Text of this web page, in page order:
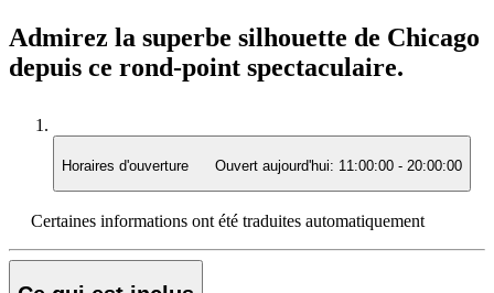
Admirez la superbe silhouette de Chicago
depuis ce rond-point spectaculaire.
Horaires d'ouverture Ouvert aujourd'hui: 11:00:00 - 20:00:00
Certaines informations ont été traduites automatiquement